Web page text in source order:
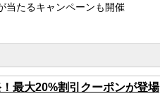
当たるキャンペーンも開催
最大20%割引クーポンが登場